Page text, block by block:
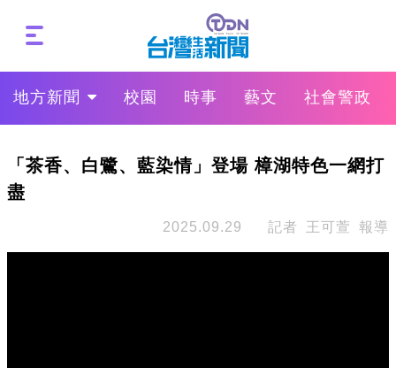
地方新聞 校園 時事 藝文 社會警政
「茶香、白鷺、藍染情」登場 樟湖特色一網打
盡
2025.09.29 記者 王可萱 報導